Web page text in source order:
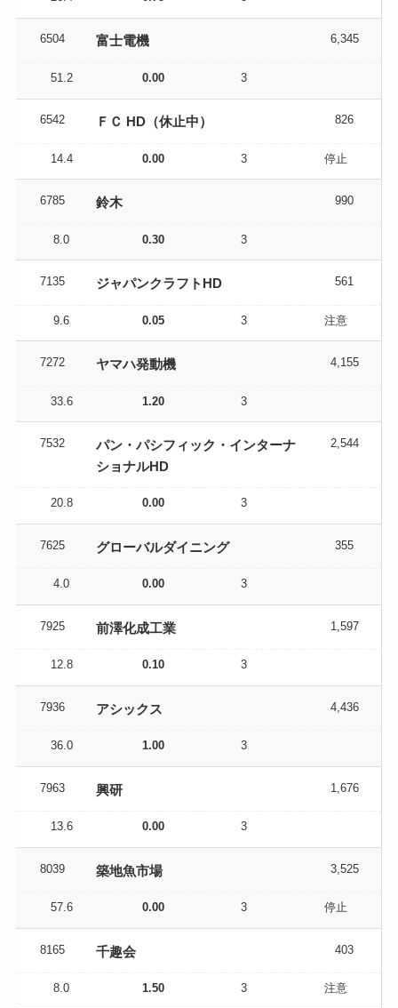
6504 富士電機 6,345
51.2 0.00 3
6542 ＦＣ HD（休止中） 826
14.4 0.00 3 停止
6785 鈴木 990
8.0 0.30 3
7135 ジャパンクラフトHD 561
9.6 0.05 3 注意
7272 ヤマハ発動機 4,155
33.6 1.20 3
7532
パン・パシフィック・インターナ
ショナルHD
2,544
20.8 0.00 3
7625 グローバルダイニング 355
4.0 0.00 3
7925 前澤化成工業 1,597
12.8 0.10 3
7936 アシックス 4,436
36.0 1.00 3
7963 興研 1,676
13.6 0.00 3
8039 築地魚市場 3,525
57.6 0.00 3 停止
8165 千趣会 403
8.0 1.50 3 注意